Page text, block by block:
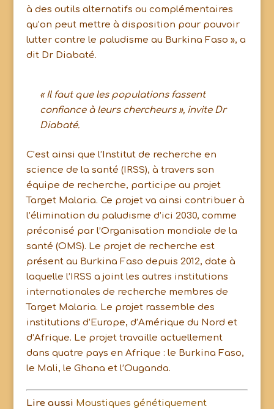
à des outils alternatifs ou complémentaires
qu’on peut mettre à disposition pour pouvoir
lutter contre le paludisme au Burkina Faso », a
dit Dr Diabaté.
« Il faut que les populations fassent
confiance à leurs chercheurs », invite Dr
Diabaté.
C’est ainsi que l’Institut de recherche en
science de la santé (IRSS), à travers son
équipe de recherche, participe au projet
Target Malaria. Ce projet va ainsi contribuer à
l’élimination du paludisme d’ici 2030, comme
préconisé par l’Organisation mondiale de la
santé (OMS). Le projet de recherche est
présent au Burkina Faso depuis 2012, date à
laquelle l’IRSS a joint les autres institutions
internationales de recherche membres de
Target Malaria. Le projet rassemble des
institutions d’Europe, d’Amérique du Nord et
d’Afrique. Le projet travaille actuellement
dans quatre pays en Afrique : le Burkina Faso,
le Mali, le Ghana et l’Ouganda.
Lire aussi Moustiques génétiquement